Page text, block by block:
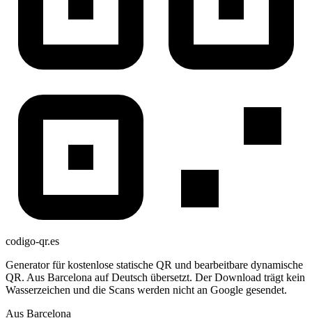
codigo-qr.es
Generator für kostenlose statische QR und bearbeitbare dynamische
QR. Aus Barcelona auf Deutsch übersetzt. Der Download trägt kein
Wasserzeichen und die Scans werden nicht an Google gesendet.
Aus Barcelona